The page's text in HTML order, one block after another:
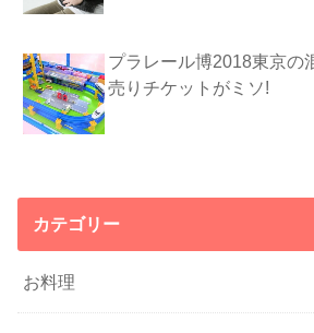
プラレール博2018東京の
売りチケットがミソ!
カテゴリー
お料理